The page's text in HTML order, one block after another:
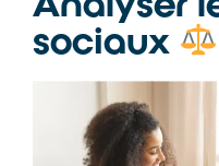
sociaux